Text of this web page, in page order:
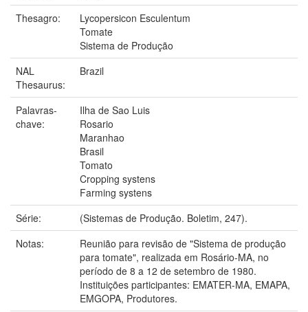
Thesagro:
Lycopersicon Esculentum
Tomate
Sistema de Produção
NAL
Thesaurus:
Brazil
Palavras-
chave:
Ilha de Sao Luis
Rosario
Maranhao
Brasil
Tomato
Cropping systens
Farming systens
Série:
(Sistemas de Produção. Boletim, 247).
Notas:
Reunião para revisão de "Sistema de produção
para tomate", realizada em Rosário-MA, no
período de 8 a 12 de setembro de 1980.
Instituições participantes: EMATER-MA, EMAPA,
EMGOPA, Produtores.